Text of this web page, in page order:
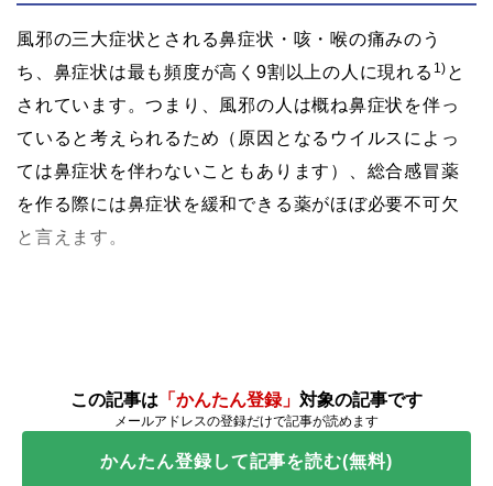
風邪の三大症状とされる鼻症状・咳・喉の痛みのう
ち、鼻症状は最も頻度が高く9割以上の人に現れる 1) と
されています。つまり、風邪の人は概ね鼻症状を伴っ
ていると考えられるため（原因となるウイルスによっ
ては鼻症状を伴わないこともあります）、総合感冒薬
を作る際には鼻症状を緩和できる薬がほぼ必要不可欠
と言えます。
この記事は 「かんたん登録」 対象の記事です
メールアドレスの登録だけで記事が読めます
かんたん登録して記事を読む(無料)